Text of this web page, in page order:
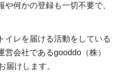
何かの登録も一切不要で、
イレを届ける活動をしている
会社であるgooddo（株）
届けします。